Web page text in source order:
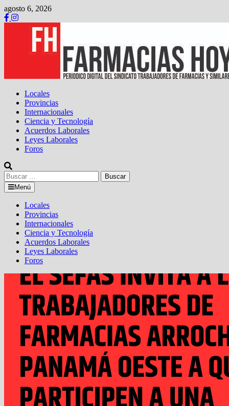
Saltar
al
contenido
agosto 6, 2026
Locales
Provincias
Internacionales
Ciencia y Tecnología
Acuerdos Laborales
Leyes Laborales
Foros
Buscar:
Menú
Locales
Provincias
Internacionales
Ciencia y Tecnología
Acuerdos Laborales
Leyes Laborales
Foros